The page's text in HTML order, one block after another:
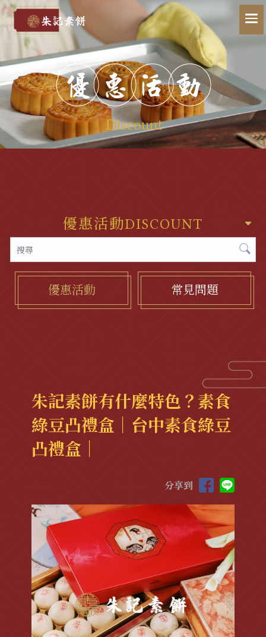
優惠活動DISCOUNT
優惠活動 常見問題
朱記素餅有什麼特色？素食
綠豆凸禮盒｜台中素食綠豆
凸禮盒｜
分享到